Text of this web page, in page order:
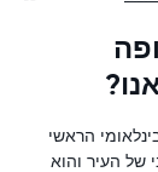
הראשי
של העיר והוא